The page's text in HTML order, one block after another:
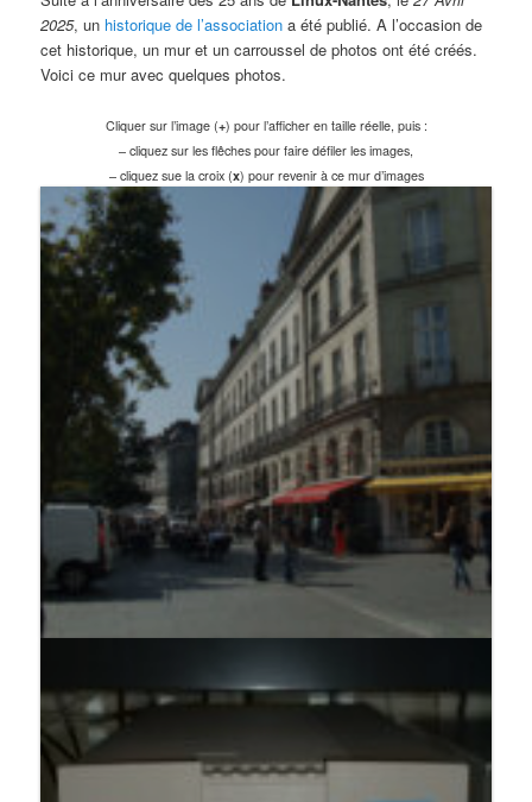
2025, un historique de l’association a été publié. A l’occasion de
cet historique, un mur et un carroussel de photos ont été créés.
Voici ce mur avec quelques photos.
Cliquer sur l’image (+) pour l’afficher en taille réelle, puis :
– cliquez sur les flêches pour faire défiler les images,
– cliquez sue la croix (x) pour revenir à ce mur d’images